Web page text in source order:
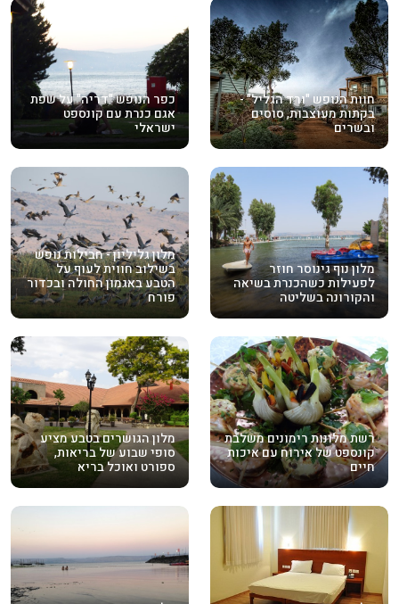
חוות הנופש "ורד הגליל" -
בקתות מעוצבות, סוסים
ובשרים
כפר הנופש "דריה" על שפת
אגם כנרת עם קונספט
ישראלי
מלון נוף גינוסר חוזר
לפעילות כשהכנרת בשיאה
והקורונה בשליטה
מלון גליליון - חבילות נופש
בשילוב חווית לעוף על
הטבע באגמון החולה ובכדור
פורח
רשת מלונות רימונים משלבת
קונספט של אירוח עם איכות
חיים
מלון הגושרים בטבע מציע
סופי שבוע של בריאות,
ספורט ואוכל בריא